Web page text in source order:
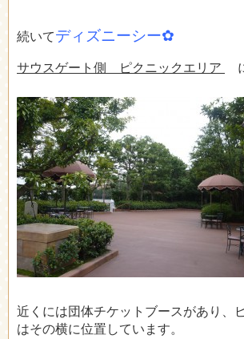
続いてディズニーシー✿
サウスゲート側 ピクニックエリア
近くには団体チケットブースがあり、
はその横に位置しています。